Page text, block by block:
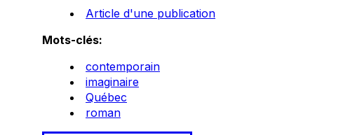
Article d'une publication
Mots-clés:
contemporain
imaginaire
Québec
roman